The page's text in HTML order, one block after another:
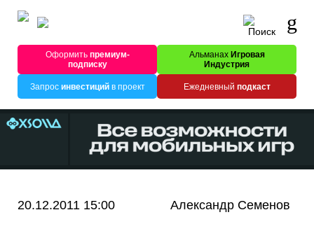
Оформитьпремиум-
подписку
Альманах Игровая
Индустрия
Запрос инвестицийв проект Ежедневный подкаст
20.12.2011 15:00 Александр Семенов